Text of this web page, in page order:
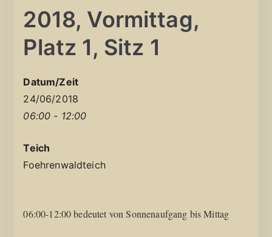
2018, Vormittag,
Platz 1, Sitz 1
Datum/Zeit
24/06/2018
06:00 - 12:00
Teich
Foehrenwaldteich
06:00-12:00 bedeutet von Sonnenaufgang bis Mittag